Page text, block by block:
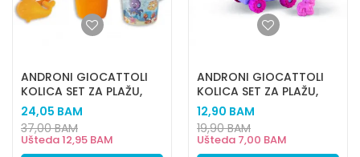
ANDRONI GIOCATTOLI
KOLICA SET ZA PLAŽU,
HAPPY FISH
24,05 BAM
Ušteda12,95 BAM
37,00BAM
ANDRONI GIOCATTOLI
KOLICA SET ZA PLAŽU,
JEDNOROG
12,90 BAM
Ušteda 7,00 BAM
19,90BAM